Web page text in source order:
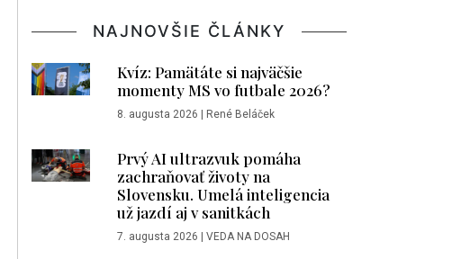
NAJNOVŠIE ČLÁNKY
Kvíz: Pamätáte si najväčšie
momenty MS vo futbale 2026?
8. augusta 2026 | René Beláček
Prvý AI ultrazvuk pomáha
zachraňovať životy na
Slovensku. Umelá inteligencia
už jazdí aj v sanitkách
7. augusta 2026 | VEDA NA DOSAH